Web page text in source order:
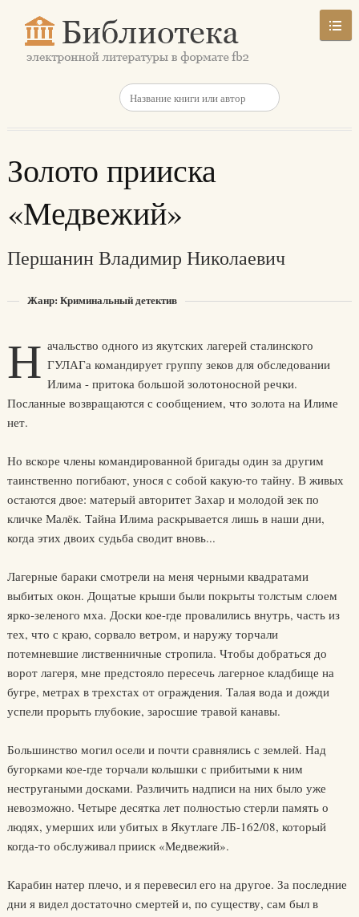
Золото прииска
«Медвежий»
Першанин Владимир Николаевич
Жанр: Криминальный детектив
Н ачальство одного из якутских лагерей сталинского
ГУЛАГа командирует группу зеков для обследовании
Илима - притока большой золотоносной речки.
Посланные возвращаются с сообщением, что золота на Илиме
нет.
Но вскоре члены командированной бригады один за другим
таинственно погибают, унося с собой какую-то тайну. В живых
остаются двое: матерый авторитет Захар и молодой зек по
кличке Малёк. Тайна Илима раскрывается лишь в наши дни,
когда этих двоих судьба сводит вновь...
Лагерные бараки смотрели на меня черными квадратами
выбитых окон. Дощатые крыши были покрыты толстым слоем
ярко-зеленого мха. Доски кое-где провалились внутрь, часть из
тех, что с краю, сорвало ветром, и наружу торчали
потемневшие лиственничные стропила. Чтобы добраться до
ворот лагеря, мне предстояло пересечь лагерное кладбище на
бугре, метрах в трехстах от ограждения. Талая вода и дожди
успели прорыть глубокие, заросшие травой канавы.
Большинство могил осели и почти сравнялись с землей. Над
бугорками кое-где торчали колышки с прибитыми к ним
нестругаными досками. Различить надписи на них было уже
невозможно. Четыре десятка лет полностью стерли память о
людях, умерших или убитых в Якутлаге ЛБ-162/08, который
когда-то обслуживал прииск «Медвежий».
Карабин натер плечо, и я перевесил его на другое. За последние
дни я видел достаточно смертей и, по существу, сам был в